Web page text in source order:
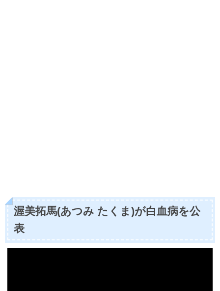
渥美拓馬(あつみ たくま)が白血病を公
表